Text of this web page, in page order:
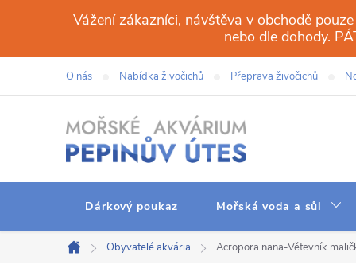
obsah
Vážení zákazníci, návštěva v obchodě
nebo dle dohody.
O nás Nabídka živočichů Přeprava živočichů
Dárkový poukaz Mořská voda a sůl
Domů
Obyvatelé akvária Acropora nana-Větevník